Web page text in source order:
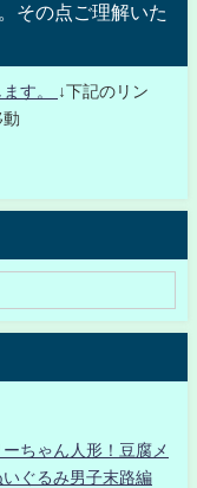
その点ご理解いた
す。
↓下記のリン
ちゃん人形！豆腐メ
ぐるみ男子末路編